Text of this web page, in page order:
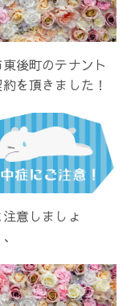
後町のテナント
を頂きました！
意しましょ